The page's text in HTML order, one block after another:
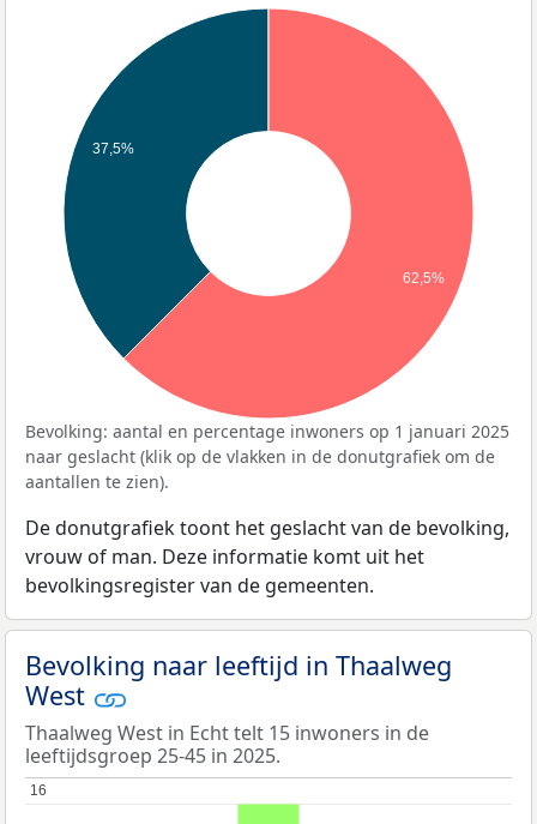
37,5%
62,5%
Bevolking: aantal en percentage inwoners op 1 januari 2025
naar geslacht (klik op de vlakken in de donutgrafiek om de
aantallen te zien).
De donutgrafiek toont het geslacht van de bevolking,
vrouw of man. Deze informatie komt uit het
bevolkingsregister van de gemeenten.
Bevolking naar leeftijd in Thaalweg
West
Thaalweg West in Echt telt 15 inwoners in de
leeftijdsgroep 25-45 in 2025.
16
16